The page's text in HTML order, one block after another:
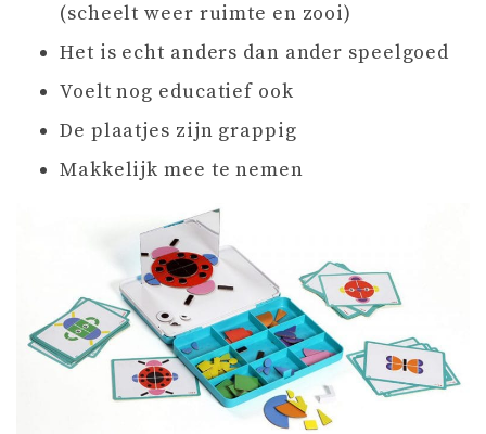
(scheelt weer ruimte en zooi)
Het is echt anders dan ander speelgoed
Voelt nog educatief ook
De plaatjes zijn grappig
Makkelijk mee te nemen